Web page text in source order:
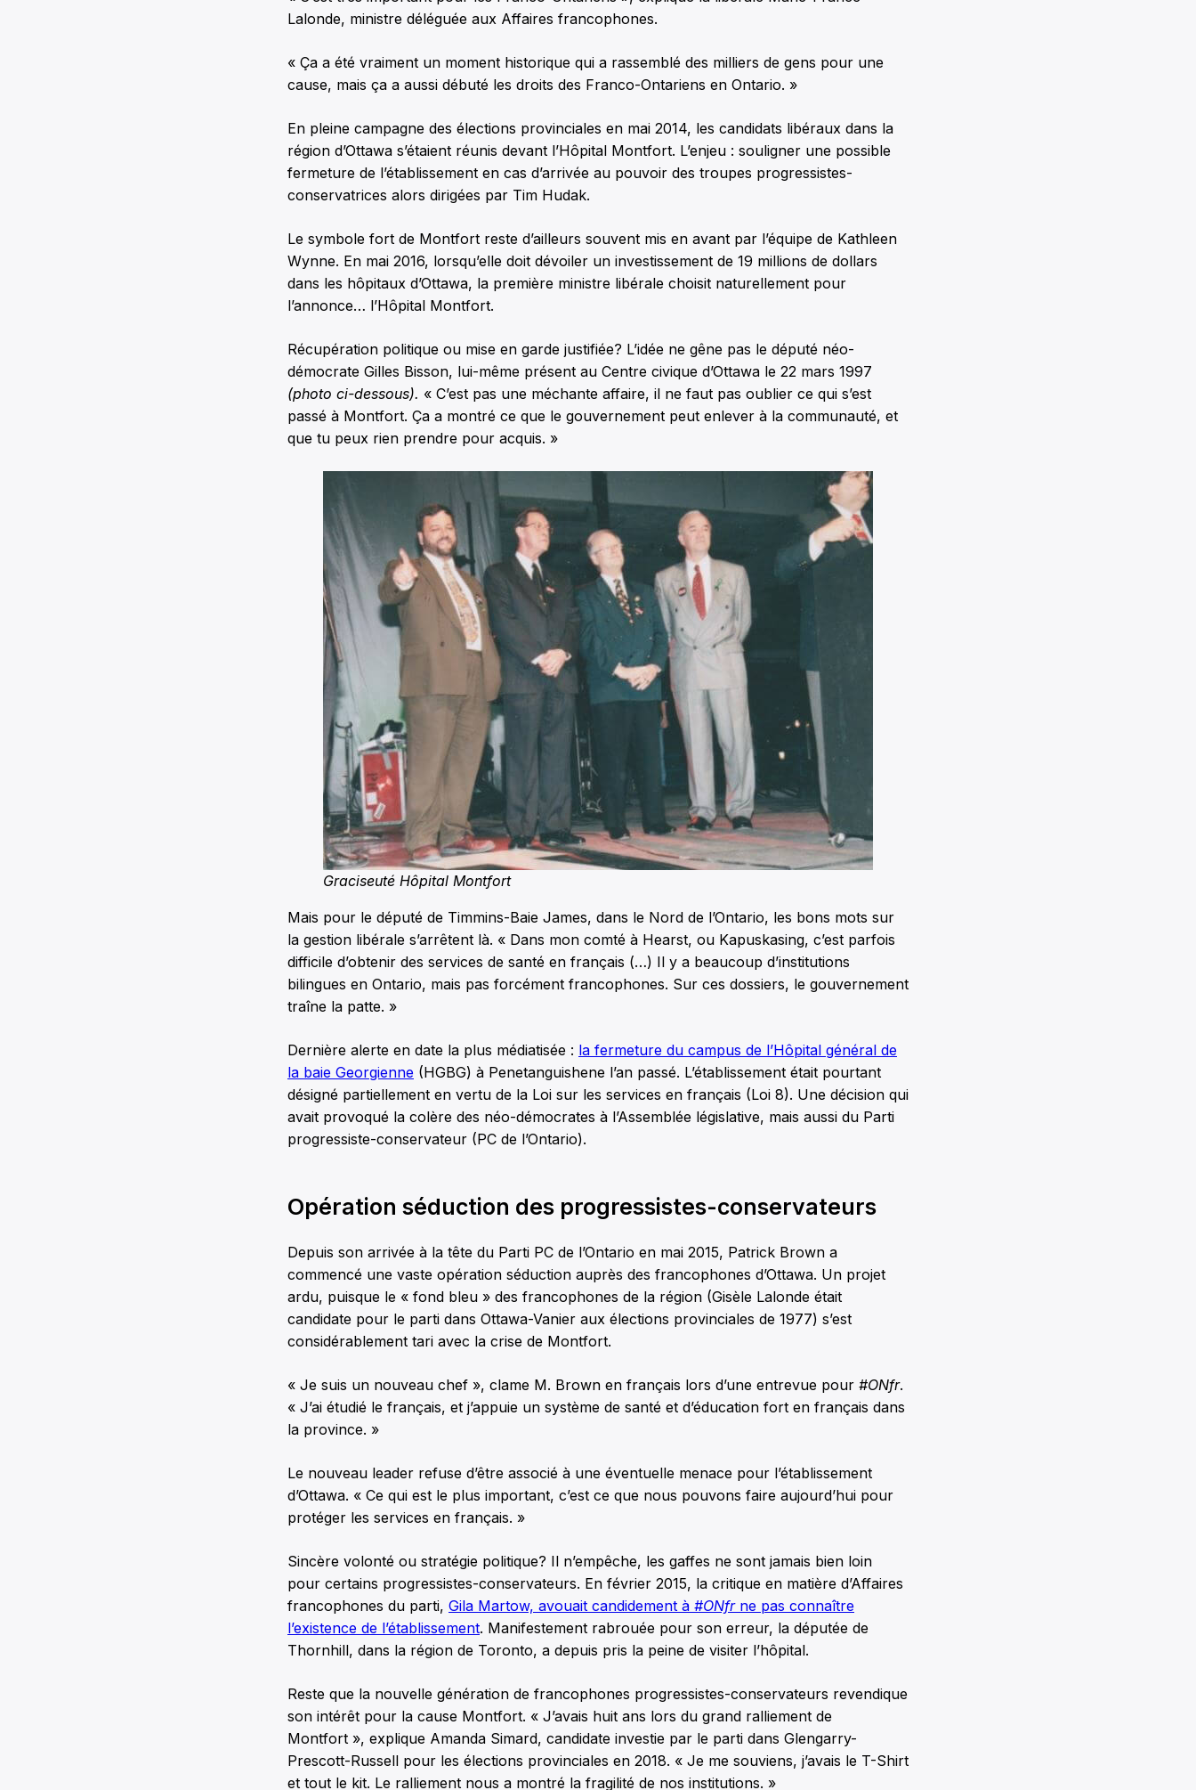
Lalonde, ministre déléguée aux Affaires francophones.
« Ça a été vraiment un moment historique qui a rassemblé des milliers de gens pour une
cause, mais ça a aussi débuté les droits des Franco-Ontariens en Ontario. »
En pleine campagne des élections provinciales en mai 2014, les candidats libéraux dans la
région d’Ottawa s’étaient réunis devant l’Hôpital Montfort. L’enjeu : souligner une possible
fermeture de l’établissement en cas d’arrivée au pouvoir des troupes progressistes-
conservatrices alors dirigées par Tim Hudak.
Le symbole fort de Montfort reste d’ailleurs souvent mis en avant par l’équipe de Kathleen
Wynne. En mai 2016, lorsqu’elle doit dévoiler un investissement de 19 millions de dollars
dans les hôpitaux d’Ottawa, la première ministre libérale choisit naturellement pour
l’annonce… l’Hôpital Montfort.
Récupération politique ou mise en garde justifiée? L’idée ne gêne pas le député néo-
démocrate Gilles Bisson, lui-même présent au Centre civique d’Ottawa le 22 mars 1997
(photo ci-dessous). « C’est pas une méchante affaire, il ne faut pas oublier ce qui s’est
passé à Montfort. Ça a montré ce que le gouvernement peut enlever à la communauté, et
que tu peux rien prendre pour acquis. »
Graciseuté Hôpital Montfort
Mais pour le député de Timmins-Baie James, dans le Nord de l’Ontario, les bons mots sur
la gestion libérale s’arrêtent là. « Dans mon comté à Hearst, ou Kapuskasing, c’est parfois
difficile d’obtenir des services de santé en français (…) Il y a beaucoup d’institutions
bilingues en Ontario, mais pas forcément francophones. Sur ces dossiers, le gouvernement
traîne la patte. »
Dernière alerte en date la plus médiatisée : la fermeture du campus de l’Hôpital général de
la baie Georgienne (HGBG) à Penetanguishene l’an passé. L’établissement était pourtant
désigné partiellement en vertu de la Loi sur les services en français (Loi 8). Une décision qui
avait provoqué la colère des néo-démocrates à l’Assemblée législative, mais aussi du Parti
progressiste-conservateur (PC de l’Ontario).
Opération séduction des progressistes-conservateurs
Depuis son arrivée à la tête du Parti PC de l’Ontario en mai 2015, Patrick Brown a
commencé une vaste opération séduction auprès des francophones d’Ottawa. Un projet
ardu, puisque le « fond bleu » des francophones de la région (Gisèle Lalonde était
candidate pour le parti dans Ottawa-Vanier aux élections provinciales de 1977) s’est
considérablement tari avec la crise de Montfort.
« Je suis un nouveau chef », clame M. Brown en français lors d’une entrevue pour #ONfr.
« J’ai étudié le français, et j’appuie un système de santé et d’éducation fort en français dans
la province. »
Le nouveau leader refuse d’être associé à une éventuelle menace pour l’établissement
d’Ottawa. « Ce qui est le plus important, c’est ce que nous pouvons faire aujourd’hui pour
protéger les services en français. »
Sincère volonté ou stratégie politique? Il n’empêche, les gaffes ne sont jamais bien loin
pour certains progressistes-conservateurs. En février 2015, la critique en matière d’Affaires
francophones du parti, Gila Martow, avouait candidement à #ONfr ne pas connaître
l’existence de l’établissement. Manifestement rabrouée pour son erreur, la députée de
Thornhill, dans la région de Toronto, a depuis pris la peine de visiter l’hôpital.
Reste que la nouvelle génération de francophones progressistes-conservateurs revendique
son intérêt pour la cause Montfort. « J’avais huit ans lors du grand ralliement de
Montfort », explique Amanda Simard, candidate investie par le parti dans Glengarry-
Prescott-Russell pour les élections provinciales en 2018. « Je me souviens, j’avais le T-Shirt
et tout le kit. Le ralliement nous a montré la fragilité de nos institutions. »